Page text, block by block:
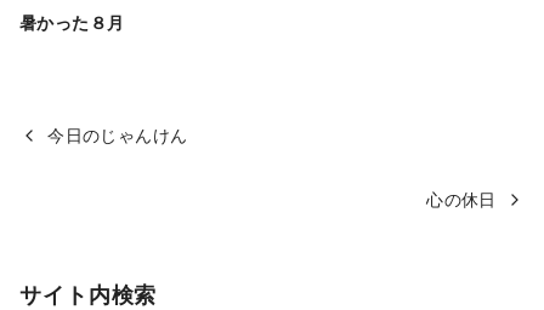
暑かった８月
今日のじゃんけん
心の休日
サイト内検索